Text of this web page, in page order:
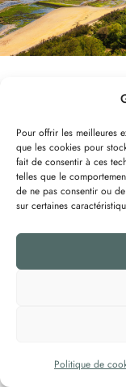
Pour offrir les meilleures
que les cookies pour
fait de consentir à ces
telles que le
de ne pas consentir ou
sur certaines
Politique de
@2025La Villa du
Politique